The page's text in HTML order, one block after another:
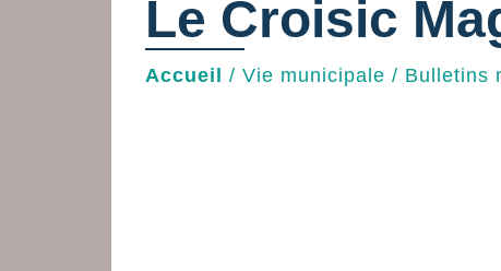
Le Croisic
Accueil / Vie municipale / Bulletins